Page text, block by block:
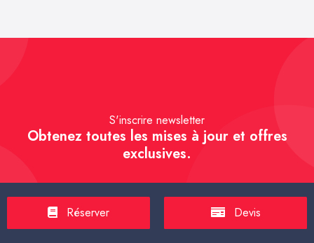
S'inscrire newsletter
Obtenez toutes les mises à jour et offres
exclusives.
S'inscrire
Réserver Devis